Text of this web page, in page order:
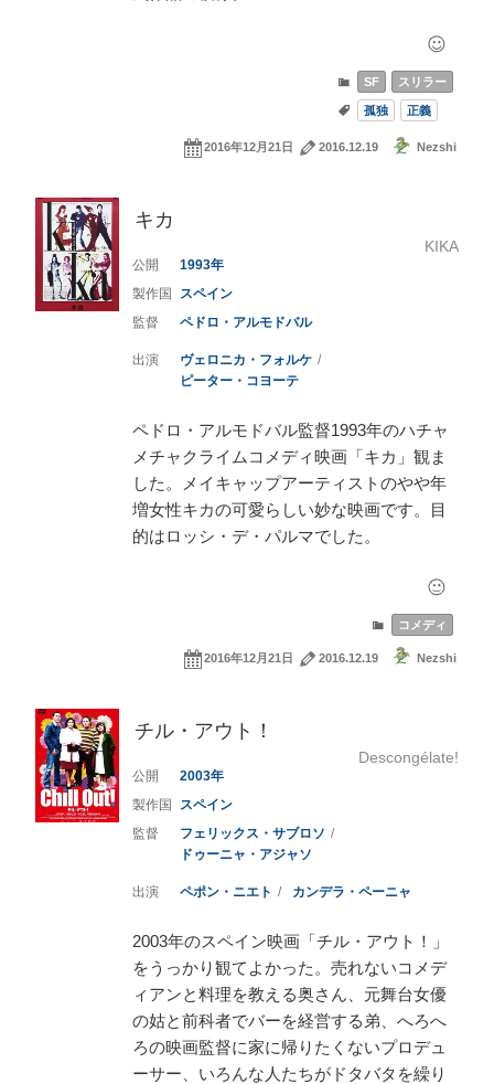
SF スリラー
孤独 正義
2016年12月21日 2016.12.19 Nezshi
キカ
KIKA
1993
スペイン
ペドロ・アルモドバル
ヴェロニカ・フォルケ
ピーター・コヨーテ
ペドロ・アルモドバル監督1993年のハチャ
メチャクライムコメディ映画「キカ」観ま
した。メイキャップアーティストのやや年
増女性キカの可愛らしい妙な映画です。目
的はロッシ・デ・パルマでした。
コメディ
2016年12月21日 2016.12.19 Nezshi
チル・アウト！
Descongélate!
2003
スペイン
フェリックス・サブロソ
ドゥーニャ・アジャソ
ペポン・ニエト カンデラ・ペーニャ
2003年のスペイン映画「チル・アウト！」
をうっかり観てよかった。売れないコメデ
ィアンと料理を教える奥さん、元舞台女優
の姑と前科者でバーを経営する弟、へろへ
ろの映画監督に家に帰りたくないプロデュ
ーサー、いろんな人たちがドタバタを繰り